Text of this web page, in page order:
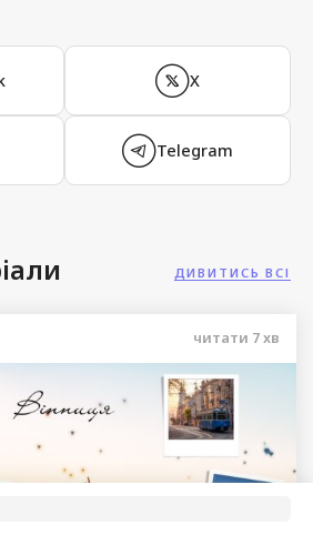
X
Telegram
ДИВИТИСЬ ВСІ
читати 7хв